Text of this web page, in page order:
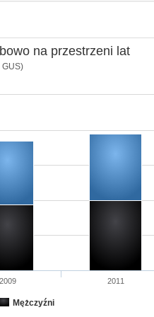
na przestrzeni lat
GUS)
Mężczyźni
2009 2011